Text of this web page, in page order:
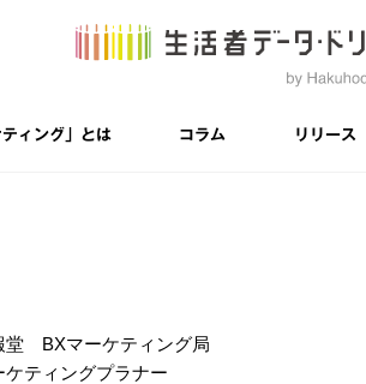
ィング」とは コラム リリース
堂 BXマーケティング局
ケティングプラナー